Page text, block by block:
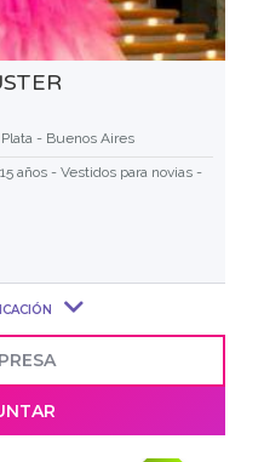
- Buenos Aires
años - Vestidos para novias -